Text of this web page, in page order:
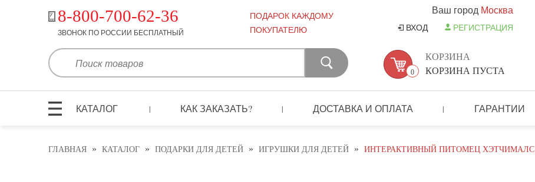
8-800-700-62-36
ЗВОНОК ПО РОССИИ БЕСПЛАТНЫЙ
ПОДАРОК КАЖДОМУ
ПОКУПАТЕЛЮ
Ваш город Москва
ВХОД РЕГИСТРАЦИЯ
0
КОРЗИНА
КОРЗИНА ПУСТА
КАТАЛОГ | КАК ЗАКАЗАТЬ? | ДОСТАВКА И ОПЛАТА | ГАРАНТИИ
ГЛАВНАЯ » КАТАЛОГ » ПОДАРКИ ДЛЯ ДЕТЕЙ » ИГРУШКИ ДЛЯ ДЕТЕЙ » ИНТЕРАКТИВНЫЙ ПИТОМЕЦ ХЭТЧИМАЛС